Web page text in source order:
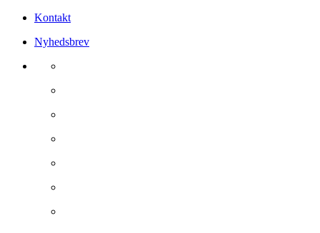
Kontakt
Nyhedsbrev